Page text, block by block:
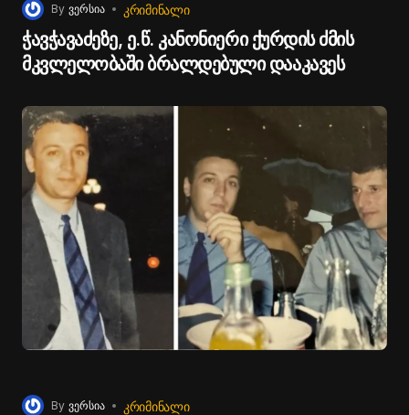
By ვერსია ᲙᲠᲘᲛᲘᲜᲐᲚᲘ
ჭავჭავაძეზე, ე.წ. კანონიერი ქურდის ძმის
მკვლელობაში ბრალდებული დააკავეს
By ვერსია ᲙᲠᲘᲛᲘᲜᲐᲚᲘ